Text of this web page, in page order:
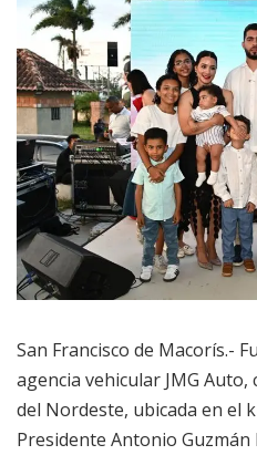
San Francisco de Macorís.-
agencia vehicular JMG
del Nordeste, ubicada en el
Presidente Antonio